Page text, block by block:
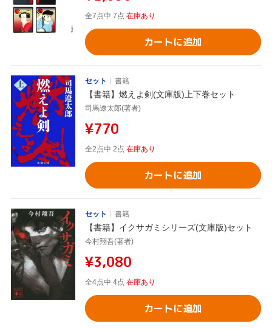
全7点中 7点 在庫あり
カートに追加
セット 書籍
【書籍】燃えよ剣(文庫版)上下巻セット
司馬遼太郎(著者)
¥770
全2点中 2点 在庫あり
カートに追加
セット 書籍
【書籍】イクサガミシリーズ(文庫版)セット
今村翔吾(著者)
¥3,080
全4点中 4点 在庫あり
カートに追加